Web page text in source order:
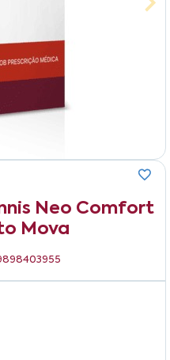
Neo Comfort
Mova